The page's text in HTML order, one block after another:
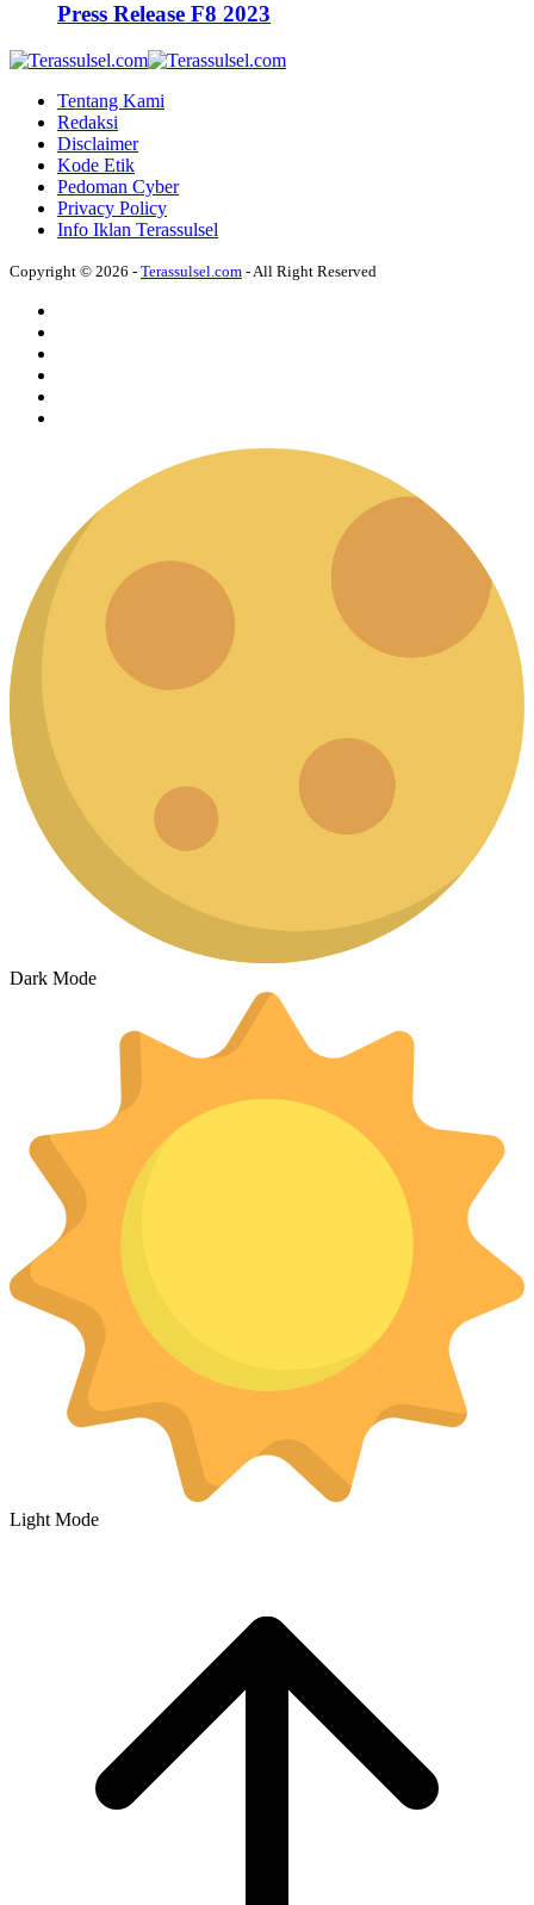
Press Release F8 2023
Tentang Kami
Redaksi
Disclaimer
Kode Etik
Pedoman Cyber
Privacy Policy
Info Iklan Terassulsel
Copyright © 2026 - Terassulsel.com - All Right Reserved
Dark Mode
Light Mode